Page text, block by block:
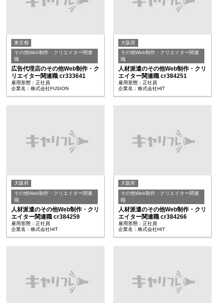
東京都
その他Web制作・クリエイター関連
職
広告代理店のその他Web制作・ク
リエイター関連職 cr333641
雇用形態：正社員
企業名：株式会社FUSION
大阪府
その他Web制作・クリエイター関連
職
人材派遣のその他Web制作・クリ
エイター関連職 cr384251
雇用形態：正社員
企業名：株式会社HIT
大阪府
その他Web制作・クリエイター関連
職
人材派遣のその他Web制作・クリ
エイター関連職 cr384259
雇用形態：正社員
企業名：株式会社HIT
大阪府
その他Web制作・クリエイター関連
職
人材派遣のその他Web制作・クリ
エイター関連職 cr384266
雇用形態：正社員
企業名：株式会社HIT